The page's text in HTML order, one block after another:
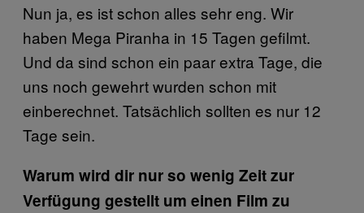
Nun ja, es ist schon alles sehr eng. Wir
haben Mega Piranha in 15 Tagen gefilmt.
Und da sind schon ein paar extra Tage, die
uns noch gewehrt wurden schon mit
einberechnet. Tatsächlich sollten es nur 12
Tage sein.
Warum wird dir nur so wenig Zeit zur
Verfügung gestellt um einen Film zu